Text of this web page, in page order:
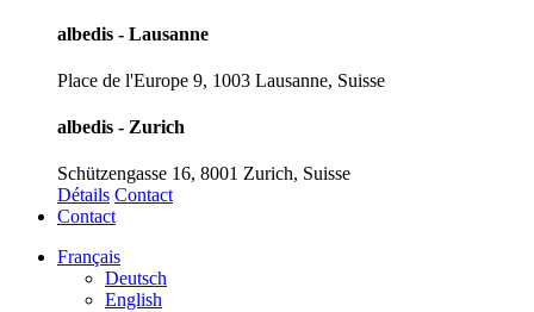
albedis - Lausanne
Place de l'Europe 9, 1003 Lausanne, Suisse
albedis - Zurich
Schützengasse 16, 8001 Zurich, Suisse
Détails Contact
Contact
Français
Deutsch
English